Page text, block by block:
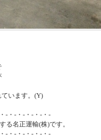
います。(Y)
-・-・-・-・-・-
る名正運輸(株)です。
-・-・-・-・-・-